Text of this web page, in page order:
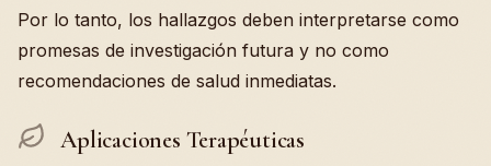
Por lo tanto, los hallazgos deben interpretarse como
promesas de investigación futura y no como
recomendaciones de salud inmediatas.
Aplicaciones Terapéuticas